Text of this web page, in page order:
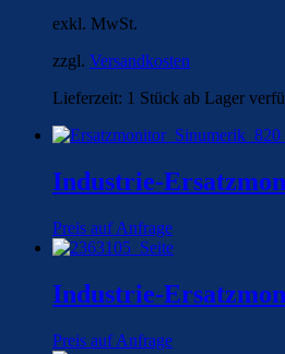
exkl. MwSt.
zzgl. Versandkosten
Lieferzeit: 1 Stück ab Lager
Industrie-
Preis auf Anfrage
Industrie-
Preis auf Anfrage